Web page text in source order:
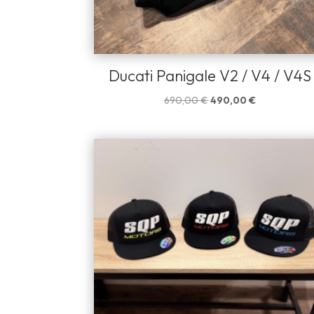
Ducati Panigale V2 / V4 / V4S
690,00€Le
initial
490,00€Le
actuel